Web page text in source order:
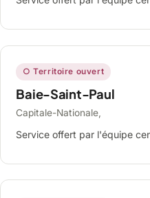
○ Territoire ouvert
Baie-Saint-Paul
Capitale-Nationale,
Service offert par l'équipe